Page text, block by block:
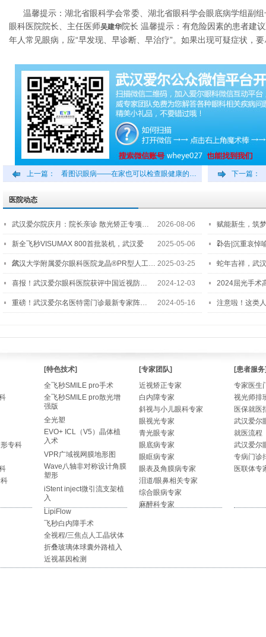
温馨提示：湖北省眼科学会常委、湖北省眼科学会眼底病学组副
眼科医院院长、主任医师吴建华院长 温馨提示：有危险因素的患者建
年人常见眼病，应“早发现、早诊断、早治疗”。如果出现可疑症状，
上一篇： 看图识眼病——在家也可以检查眼健康的… 下一篇：
医院动态
武汉爱尔院庆月：院长亲诊 散光矫正专项… 2026-08-06 赋能新生，筑
2…
新全飞秒VISUMAX 800首批装机，武汉爱
尔…
2025-05-06 讣告|沉重哀悼
武汉大学附属爱尔眼科医院龙晶®PR型人工… 2025-03-25 蛇年吉祥，武
喜报！武汉爱尔眼科医院获评中国近视防… 2024-12-03 2024屈光手术
重磅！武汉爱尔名医特需门诊最新专家阵… 2024-05-16 注意啦！这类
专科
[特色技术]
全飞秒SMILE pro手术
全飞秒SMILE pro散光增
强版
全光塑
EVO+ ICL（V5）晶体植
入术
VPR广域视网膜地形图
Wave八轴非对称设计角膜
塑形
iStent inject微引流支架植
入
LipiFlow
飞秒白内障手术
全视程/三焦点人工晶状体
折叠玻璃体球囊外路植入
近视基因检测
[专家团队]
近视矫正专家
白内障专家
斜视与小儿眼科专家
眼视光专家
青光眼专家
眼底病专家
眼眶病专家
眼表及角膜病专家
泪道/眼鼻相关专家
综合眼病专家
麻醉科专家
[患者服
专家医生
视光师排
医保就医
武汉爱尔
就医流程
武汉爱尔
专病门诊
医联体专